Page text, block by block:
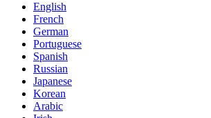
English
French
German
Portuguese
Spanish
Russian
Japanese
Korean
Arabic